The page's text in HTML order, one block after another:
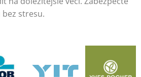
stresu.